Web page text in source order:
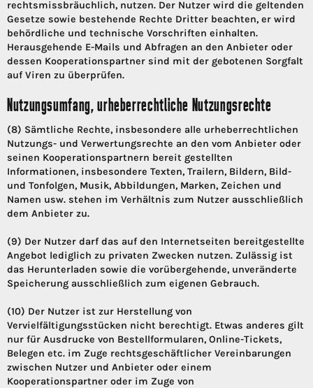
rechtsmissbräuchlich, nutzen. Der Nutzer wird die geltenden
Gesetze sowie bestehende Rechte Dritter beachten, er wird
behördliche und technische Vorschriften einhalten.
Herausgehende E-Mails und Abfragen an den Anbieter oder
dessen Kooperationspartner sind mit der gebotenen Sorgfalt
auf Viren zu überprüfen.
Nutzungsumfang, urheberrechtliche Nutzungsrechte
(8) Sämtliche Rechte, insbesondere alle urheberrechtlichen
Nutzungs- und Verwertungsrechte an den vom Anbieter oder
seinen Kooperationspartnern bereit gestellten
Informationen, insbesondere Texten, Trailern, Bildern, Bild-
und Tonfolgen, Musik, Abbildungen, Marken, Zeichen und
Namen usw. stehen im Verhältnis zum Nutzer ausschließlich
dem Anbieter zu.
(9) Der Nutzer darf das auf den Internetseiten bereitgestellte
Angebot lediglich zu privaten Zwecken nutzen. Zulässig ist
das Herunterladen sowie die vorübergehende, unveränderte
Speicherung ausschließlich zum eigenen Gebrauch.
(10) Der Nutzer ist zur Herstellung von
Vervielfältigungsstücken nicht berechtigt. Etwas anderes gilt
nur für Ausdrucke von Bestellformularen, Online-Tickets,
Belegen etc. im Zuge rechtsgeschäftlicher Vereinbarungen
zwischen Nutzer und Anbieter oder einem
Kooperationspartner oder im Zuge von